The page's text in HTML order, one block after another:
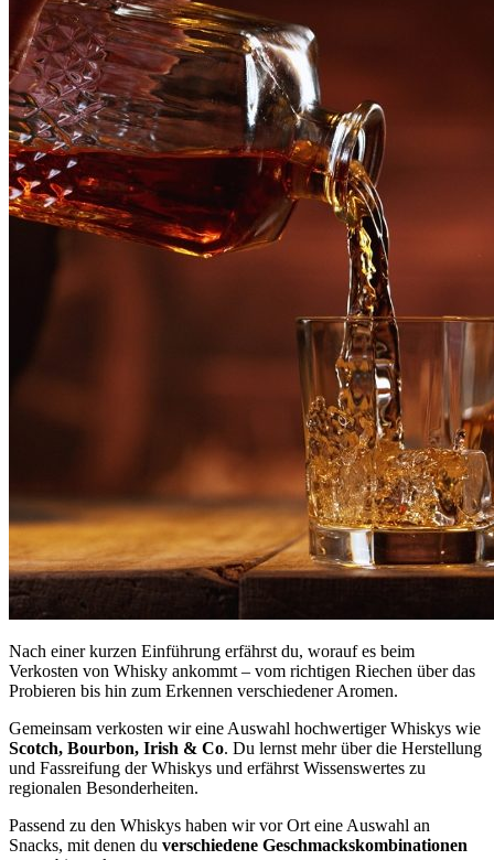
Nach einer kurzen Einführung erfährst du, worauf es beim
Verkosten von Whisky ankommt – vom richtigen Riechen über das
Probieren bis hin zum Erkennen verschiedener Aromen.
Gemeinsam verkosten wir eine Auswahl hochwertiger Whiskys wie
Scotch, Bourbon, Irish & Co. Du lernst mehr über die Herstellung
und Fassreifung der Whiskys und erfährst Wissenswertes zu
regionalen Besonderheiten.
Passend zu den Whiskys haben wir vor Ort eine Auswahl an
Snacks, mit denen du verschiedene Geschmackskombinationen